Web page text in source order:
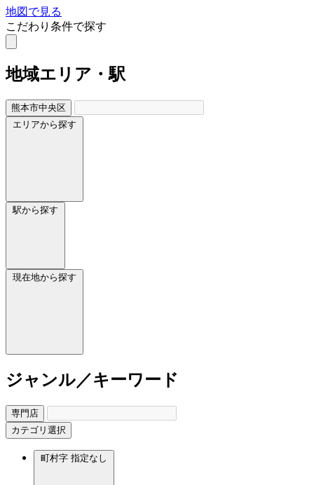
地図で見る
こだわり条件で探す
地域エリア・駅
熊本市中央区
エリアから探す
駅から探す
現在地から探す
ジャンル／キーワード
専門店
カテゴリ選択
町村字 指定なし